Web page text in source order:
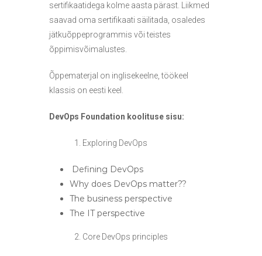
sertifikaatidega kolme aasta pärast. Liikmed
saavad oma sertifikaati säilitada, osaledes
jätkuõppeprogrammis või teistes
õppimisvõimalustes.
Õppematerjal on inglisekeelne, töökeel
klassis on eesti keel.
DevOps Foundation koolituse sisu:
1. Exploring DevOps
Defining DevOps
Why does DevOps matter??
The business perspective
The IT perspective
2. Core DevOps principles